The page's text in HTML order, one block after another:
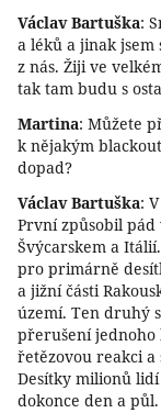
Václav Bartuška:
a léků a jinak
z nás. Žiji ve
tak tam budu s
Martina: Můžete
k nějakým
dopad?
Václav Bartuška:
První způsobil
Švýcarskem a
pro primárně
a jižní části
území. Ten druhý
přerušení jednoho
řetězovou reakci a
Desítky milionů
dokonce den a půl.